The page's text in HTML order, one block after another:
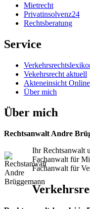
Mietrecht
Privatinsolvenz24
Rechtsberatung
Service
Vekehrsrecht aktuell
Akteneinsicht Online
Über mich
Über mich
Rechtsanwalt Andre
Ihr Rechtsanwalt
Fachanwalt für
Fachanwalt für